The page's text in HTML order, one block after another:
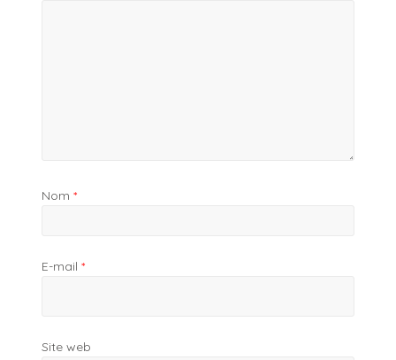
Nom*
E-mail*
Site web